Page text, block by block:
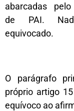
abarcadas
de PAI.
equivocado.
O parágrafo
próprio artigo
equívoco ao